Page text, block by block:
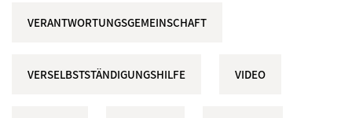
VERANTWORTUNGSGEMEINSCHAFT
VERSELBSTSTÄNDIGUNGSHILFE VIDEO